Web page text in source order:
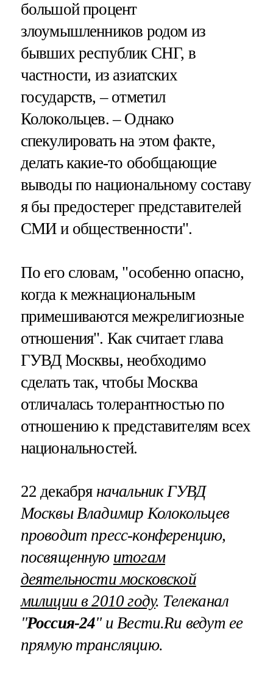
большой процент
злоумышленников родом из
бывших республик СНГ, в
частности, из азиатских
государств, – отметил
Колокольцев. – Однако
спекулировать на этом факте,
делать какие-то обобщающие
выводы по национальному составу
я бы предостерег представителей
СМИ и общественности".
По его словам, "особенно опасно,
когда к межнациональным
примешиваются межрелигиозные
отношения". Как считает глава
ГУВД Москвы, необходимо
сделать так, чтобы Москва
отличалась толерантностью по
отношению к представителям всех
национальностей.
22 декабря начальник ГУВД
Москвы Владимир Колокольцев
проводит пресс-конференцию,
посвященную итогам
деятельности московской
милиции в 2010 году. Телеканал
"Россия-24" и Вести.Ru ведут ее
прямую трансляцию.